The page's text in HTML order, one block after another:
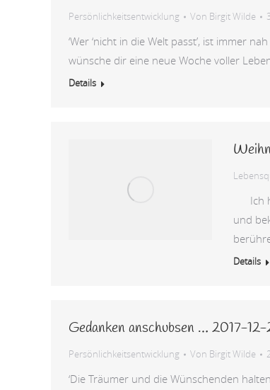
Persönlichkeitsentwicklung Von Birgit Wilde
‘Wer ‘nicht in die Welt passt’, ist immer
wünsche dir eine neue Woche voller
Details
Ich
und
Details
Gedanken anschubsen … 2017-
Persönlichkeitsentwicklung Von Birgit Wilde
‘Die Träumer und die Wünschenden